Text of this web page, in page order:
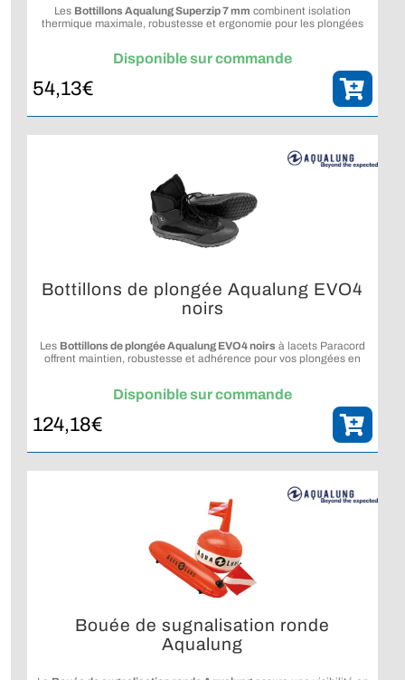
Les Bottillons Aqualung Superzip 7 mm combinent isolation
thermique maximale, robustesse et ergonomie pour les plongées
Disponible sur commande
54,13€
Bottillons de plongée Aqualung EVO4
noirs
Les Bottillons de plongée Aqualung EVO4 noirs à lacets Paracord
offrent maintien, robustesse et adhérence pour vos plongées en
Disponible sur commande
124,18€
Bouée de sugnalisation ronde
Aqualung